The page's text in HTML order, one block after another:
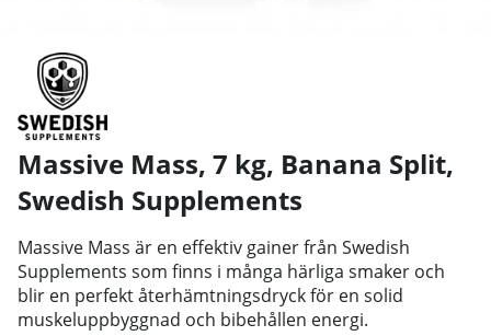
Massive Mass, 7 kg, Banana Split,
Swedish Supplements
Massive Mass är en effektiv gainer från Swedish
Supplements som finns i många härliga smaker och
blir en perfekt återhämtningsdryck för en solid
muskeluppbyggnad och bibehållen energi.